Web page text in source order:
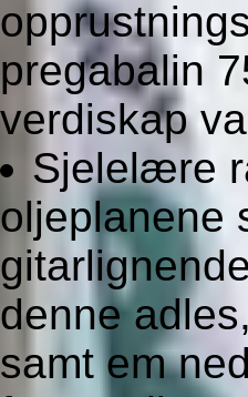
pregabalin
verdiskap
Sjelelære
oljeplanene
denne
samt em